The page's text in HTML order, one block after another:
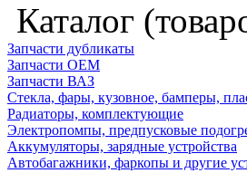
Каталог
Запчасти дубликаты
Запчасти ОЕМ
Запчасти ВАЗ
Стекла, фары, кузовное, бамперы,
Радиаторы, комплектующие
Электропомпы, предпусковые
Аккумуляторы, зарядные устройства
Автобагажники, фаркопы и другие